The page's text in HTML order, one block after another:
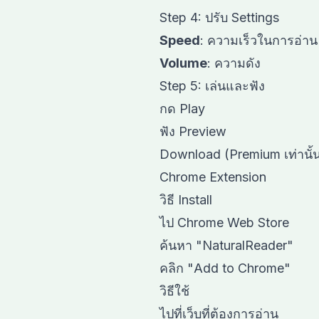
Step 4: ปรับ Settings
Speed: ความเร็วในการอ่าน
Volume: ความดัง
Step 5: เล่นและฟัง
กด Play
ฟัง Preview
Download (Premium เท่านั้
Chrome Extension
วิธี Install
ไป Chrome Web Store
ค้นหา "NaturalReader"
คลิก "Add to Chrome"
วิธีใช้
ไปที่เว็บที่ต้องการอ่าน